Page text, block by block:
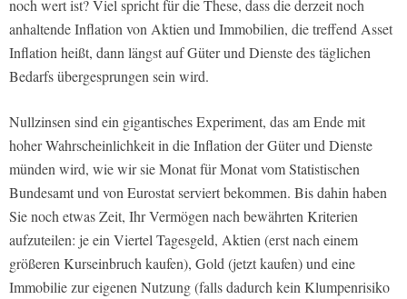
noch wert ist? Viel spricht für die These, dass die derzeit noch
anhaltende Inflation von Aktien und Immobilien, die treffend Asset
Inflation heißt, dann längst auf Güter und Dienste des täglichen
Bedarfs übergesprungen sein wird.
Nullzinsen sind ein gigantisches Experiment, das am Ende mit
hoher Wahrscheinlichkeit in die Inflation der Güter und Dienste
münden wird, wie wir sie Monat für Monat vom Statistischen
Bundesamt und von Eurostat serviert bekommen. Bis dahin haben
Sie noch etwas Zeit, Ihr Vermögen nach bewährten Kriterien
aufzuteilen: je ein Viertel Tagesgeld, Aktien (erst nach einem
größeren Kurseinbruch kaufen), Gold (jetzt kaufen) und eine
Immobilie zur eigenen Nutzung (falls dadurch kein Klumpenrisiko